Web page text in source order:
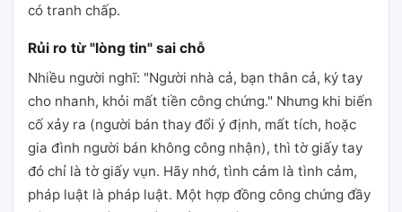
có tranh chấp.
Rủi ro từ "lòng tin" sai chỗ
Nhiều người nghĩ: "Người nhà cả, bạn thân cả, ký tay
cho nhanh, khỏi mất tiền công chứng." Nhưng khi biến
cố xảy ra (người bán thay đổi ý định, mất tích, hoặc
gia đình người bán không công nhận), thì tờ giấy tay
đó chỉ là tờ giấy vụn. Hãy nhớ, tình cảm là tình cảm,
pháp luật là pháp luật. Một hợp đồng công chứng đầy